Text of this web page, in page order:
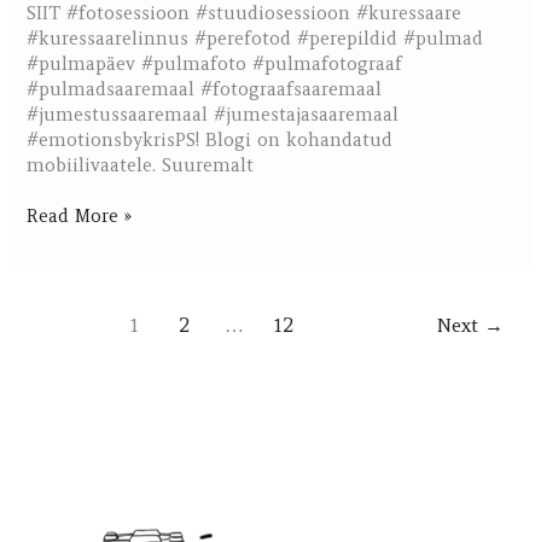
SIIT #fotosessioon #stuudiosessioon #kuressaare
#kuressaarelinnus #perefotod #perepildid #pulmad
#pulmapäev #pulmafoto #pulmafotograaf
#pulmadsaaremaal #fotograafsaaremaal
#jumestussaaremaal #jumestajasaaremaal
#emotionsbykrisPS! Blogi on kohandatud
mobiilivaatele. Suuremalt
Read More »
1 2 … 12 Next →